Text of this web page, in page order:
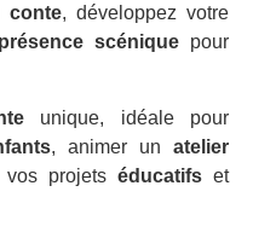
conte, développez votre
présence scénique pour
unique, idéale pour
, animer unatelier
projets éducatifset